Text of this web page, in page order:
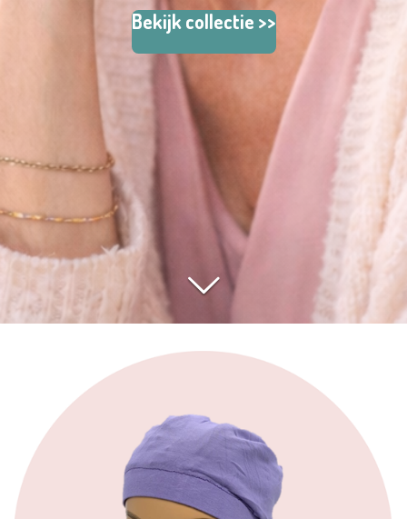
Bekijk collectie >>